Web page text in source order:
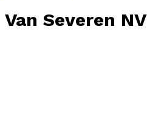
Van Severen NV